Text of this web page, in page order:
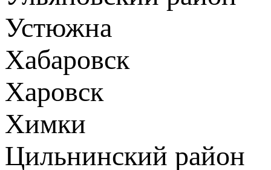
Устюжна
Хабаровск
Харовск
Химки
Цильнинский район